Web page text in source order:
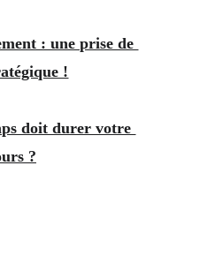
: une prise de
!
doit durer votre
?